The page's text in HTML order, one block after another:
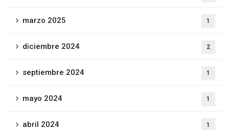
marzo 2025 1
diciembre 2024 2
septiembre 2024 1
mayo 2024 1
abril 2024 1